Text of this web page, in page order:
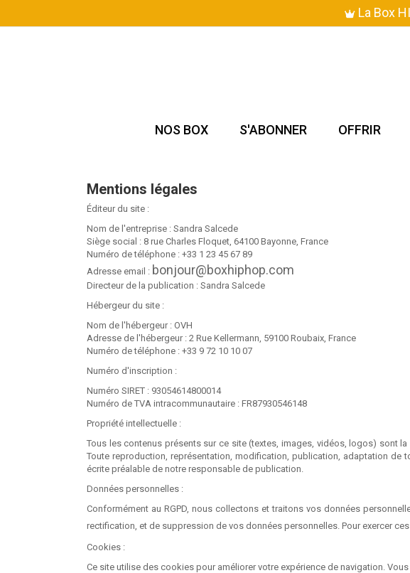
La Box
NOS BOX S'ABONNER OFFRIR
Mentions légales
Éditeur du site :
Nom de l'entreprise : Sandra Salcede
Siège social : 8 rue Charles Floquet, 64100 Bayonne, France
Numéro de téléphone : +33 1 23 45 67 89
Adresse email : bonjour@boxhiphop.com
Directeur de la publication : Sandra Salcede
Hébergeur du site :
Nom de l'hébergeur : OVH
Adresse de l'hébergeur : 2 Rue Kellermann, 59100 Roubaix, France
Numéro de téléphone : +33 9 72 10 10 07
Numéro d'inscription :
Numéro SIRET : 93054614800014
Numéro de TVA intracommunautaire : FR87930546148
Propriété intellectuelle :
Tous les contenus présents sur ce site (textes, images, vidéos, logos) sont
Toute reproduction, représentation, modification, publication, adaptation
écrite préalable de notre responsable de publication.
Données personnelles :
Conformément au RGPD, nous collectons et traitons vos données
rectification, et de suppression de vos données personnelles. Pour exercer
Cookies :
Ce site utilise des cookies pour améliorer votre expérience de navigation.